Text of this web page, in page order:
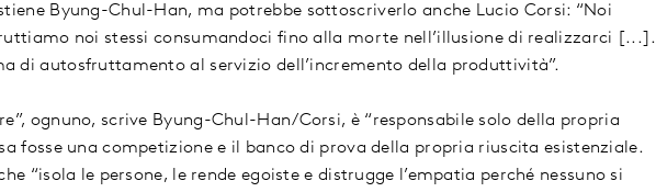
Byung-Chul-Han, ma potrebbe sottoscriverlo anche Lucio Corsi: “Noi
noi stessi consumandoci fino alla morte nell’illusione di realizzarci [...].
di autosfruttamento al servizio dell’incremento della produttività”.
ognuno, scrive Byung-Chul-Han/Corsi, è “responsabile solo della propria
fosse una competizione e il banco di prova della propria riuscita esistenziale.
“isola le persone, le rende egoiste e distrugge l’empatia perché nessuno si